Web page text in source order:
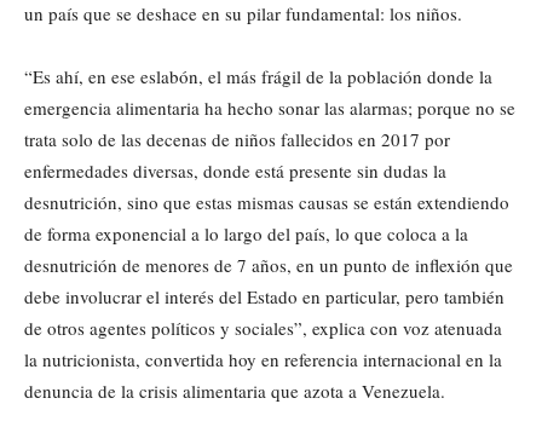
un país que se deshace en su pilar fundamental: los niños.
“Es ahí, en ese eslabón, el más frágil de la población donde la
emergencia alimentaria ha hecho sonar las alarmas; porque no se
trata solo de las decenas de niños fallecidos en 2017 por
enfermedades diversas, donde está presente sin dudas la
desnutrición, sino que estas mismas causas se están extendiendo
de forma exponencial a lo largo del país, lo que coloca a la
desnutrición de menores de 7 años, en un punto de inflexión que
debe involucrar el interés del Estado en particular, pero también
de otros agentes políticos y sociales”, explica con voz atenuada
la nutricionista, convertida hoy en referencia internacional en la
denuncia de la crisis alimentaria que azota a Venezuela.